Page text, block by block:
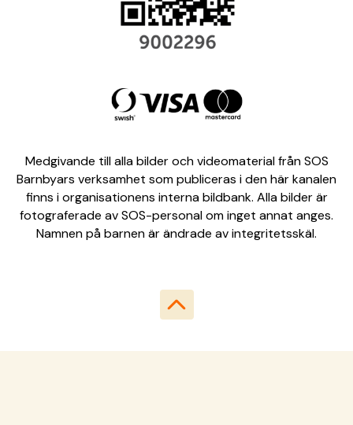
Medgivande till alla bilder och videomaterial från SOS
Barnbyars verksamhet som publiceras i den här kanalen
finns i organisationens interna bildbank. Alla bilder är
fotograferade av SOS-personal om inget annat anges.
Namnen på barnen är ändrade av integritetsskäl.